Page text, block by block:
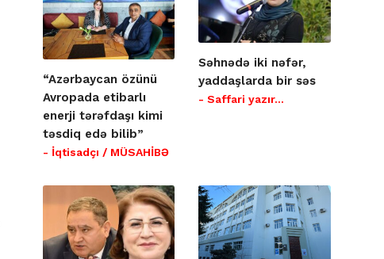
“Azərbaycan özünü
Avropada etibarlı
enerji tərəfdaşı kimi
təsdiq edə bilib”
- İqtisadçı / MÜSAHİBƏ
Səhnədə iki nəfər,
yaddaşlarda bir səs
- Saffari yazır…